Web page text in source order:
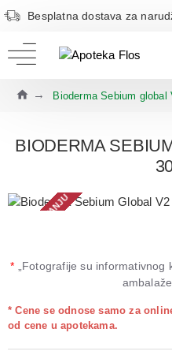
Besplatna dostava za
Bioderma Sebium global
BIODERMA
NEMA NA STANJU
* „Fotografije su
* Cene se odnose samo za
od cene u apotekama.